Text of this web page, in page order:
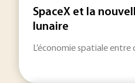
SpaceX et la
lunaire
L’économie spatiale